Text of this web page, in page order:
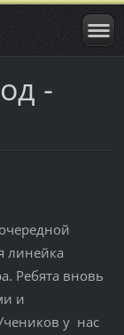
-
линейка
Ребята вновь
и
у нас